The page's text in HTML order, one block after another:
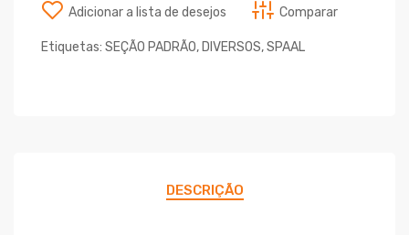
Adicionar a lista de desejos Comparar
Etiquetas: SEÇÃO PADRÃO, DIVERSOS,SPAAL
DESCRIÇÃO